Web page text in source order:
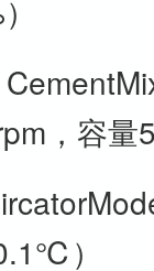
，容量
）